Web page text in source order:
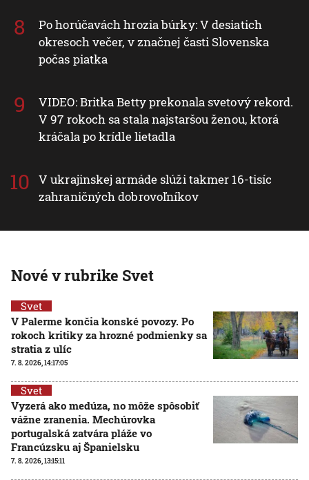
Po horúčavách hrozia búrky: V desiatich
okresoch večer, v značnej časti Slovenska
počas piatka
VIDEO: Britka Betty prekonala svetový rekord.
V 97 rokoch sa stala najstaršou ženou, ktorá
kráčala po krídle lietadla
V ukrajinskej armáde slúži takmer 16-tisíc
zahraničných dobrovoľníkov
Nové v rubrike Svet
Svet
V Palerme končia konské povozy. Po
rokoch kritiky za hrozné podmienky sa
stratia z ulíc
7. 8. 2026, 14:17:05
Svet
Vyzerá ako medúza, no môže spôsobiť
vážne zranenia. Mechúrovka
portugalská zatvára pláže vo
Francúzsku aj Španielsku
7. 8. 2026, 13:15:11